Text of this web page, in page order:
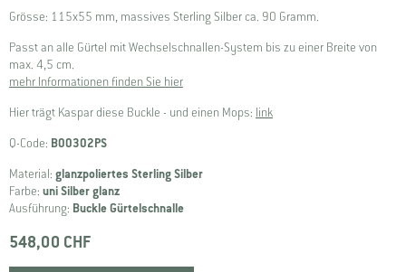
Grösse: 115x55 mm, massives Sterling Silber ca. 90 Gramm.
Passt an alle Gürtel mit Wechselschnallen-System bis zu einer Breite von
max. 4,5 cm.
mehr Informationen finden Sie hier
Hier trägt Kaspar diese Buckle - und einen Mops: link
Q-Code: B00302PS
Material: glanzpoliertes Sterling Silber
Farbe: uni Silber glanz
Ausführung: Buckle Gürtelschnalle
548,00 CHF